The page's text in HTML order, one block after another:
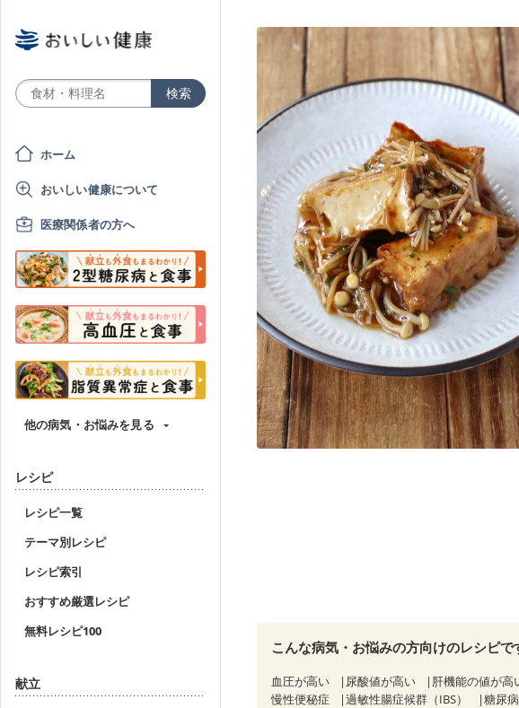
ホーム
おいしい健康について
医療関係者の方へ
他の病気・お悩みを見る
レシピ
レシピ一覧
テーマ別レシピ
レシピ索引
おすすめ厳選レシピ
無料レシピ100
献立
こんな病気・お悩みの方向けのレシピで
血圧が高い 尿酸値が高い 肝機能の値が高
慢性便秘症
過敏性腸症候群（IBS） 糖尿